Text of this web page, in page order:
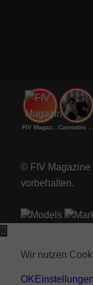
FIV Magazine
© FIV Magazine |
vorbehalten.
Models
Wir nutzen
OK Einstellungen